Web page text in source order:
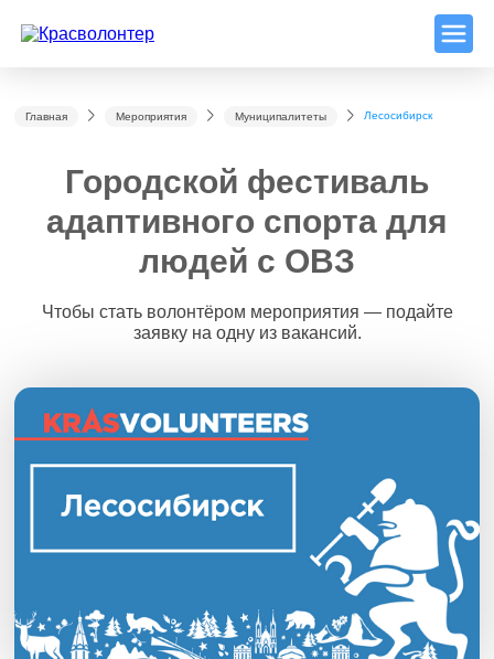
Главная Мероприятия Муниципалитеты Лесосибирск
Городской фестиваль
адаптивного спорта для
людей с ОВЗ
Чтобы стать волонтёром мероприятия — подайте
заявку на одну из вакансий.